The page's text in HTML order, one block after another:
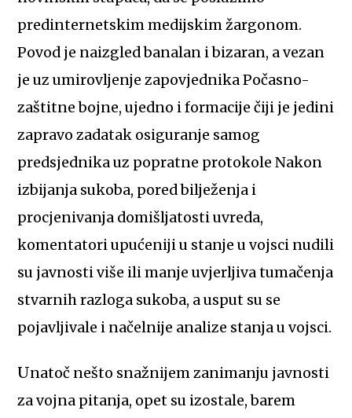
predinternetskim medijskim žargonom.
Povod je naizgled banalan i bizaran, a vezan
je uz umirovljenje zapovjednika Počasno-
zaštitne bojne, ujedno i formacije čiji je jedini
zapravo zadatak osiguranje samog
predsjednika uz popratne protokole Nakon
izbijanja sukoba, pored bilježenja i
procjenivanja domišljatosti uvreda,
komentatori upućeniji u stanje u vojsci nudili
su javnosti više ili manje uvjerljiva tumačenja
stvarnih razloga sukoba, a usput su se
pojavljivale i načelnije analize stanja u vojsci.
Unatoč nešto snažnijem zanimanju javnosti
za vojna pitanja, opet su izostale, barem